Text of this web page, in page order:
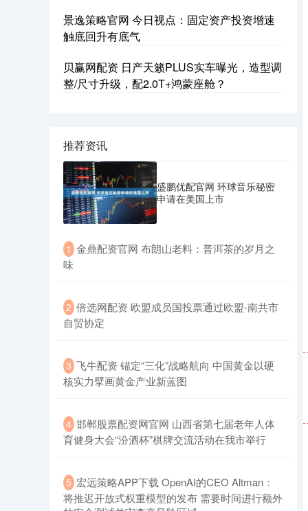
景逸策略官网 今日视点：固定资产投资增速
触底回升有底气
贝赢网配资 日产天籁PLUS实车曝光，造型调
整/尺寸升级，配2.0T+鸿蒙座舱？
推荐资讯
盛鹏优配官网 环球音乐秘密
申请在美国上市
1 ​金鼎配资官网 布朗山老料：普洱茶的岁月之
味
2 ​倍选网配资 欧盟成员国投票通过欧盟-南共市
自贸协定
3 ​飞牛配资 锚定“三化”战略航向 中国黄金以硬
核实力擘画黄金产业新蓝图
4 ​邯郸股票配资网官网 山西省第七届老年人体
育健身大会“汾酒杯”棋牌交流活动在我市举行
5 ​宏远策略APP下载 OpenAI的CEO Altman：
将推迟开放式权重模型的发布 需要时间进行额外